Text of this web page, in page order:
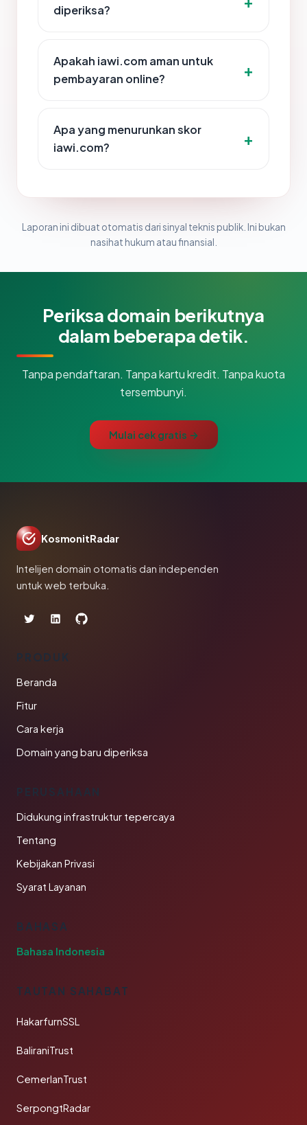
diperiksa?
Apakah iawi.com aman untuk
pembayaran online?
Apa yang menurunkan skor
iawi.com?
Laporan ini dibuat otomatis dari sinyal teknis publik. Ini bukan
nasihat hukum atau finansial.
Periksa domain berikutnya
dalam beberapa detik.
Tanpa pendaftaran. Tanpa kartu kredit. Tanpa kuota
tersembunyi.
Mulai cek gratis →
KosmonitRadar
Intelijen domain otomatis dan independen
untuk web terbuka.
PRODUK
Beranda
Fitur
Cara kerja
Domain yang baru diperiksa
PERUSAHAAN
Didukung infrastruktur tepercaya
Tentang
Kebijakan Privasi
Syarat Layanan
BAHASA
Bahasa Indonesia
TAUTAN SAHABAT
HakarfurnSSL
BaliraniTrust
CemerlanTrust
SerpongtRadar